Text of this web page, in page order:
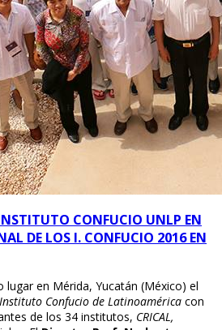
CONFUCIO UNLP EN
DE LOS I. CONFUCIO 2016 EN
lugar en Mérida, Yucatán (México) el
Confucio de Latinoamérica con
de los 34 institutos, CRICAL,